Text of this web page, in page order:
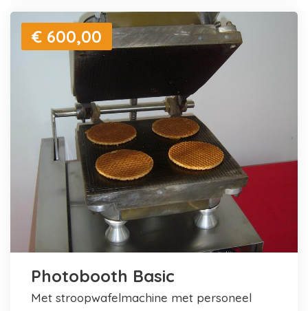
€ 600,00
Photobooth Basic
met stroopwafelmachine met personeel